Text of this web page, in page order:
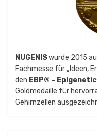
NUGENISwurde 2015
Fachmesse für „Ideen,
den EBP® –
Goldmedaille für
Gehirnzellen